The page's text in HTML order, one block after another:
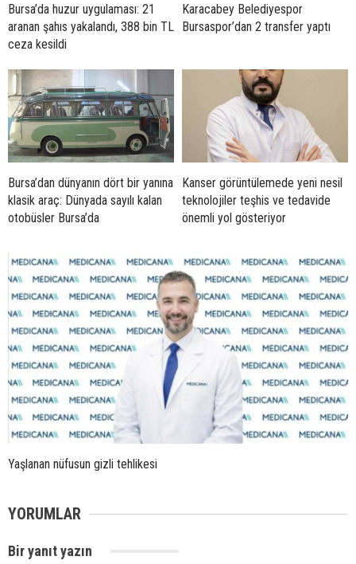
Bursa’da huzur uygulaması: 21
aranan şahıs yakalandı, 388 bin TL
ceza kesildi
Karacabey Belediyespor
Bursaspor’dan 2 transfer yaptı
Bursa’dan dünyanın dört bir yanına
klasik araç: Dünyada sayılı kalan
otobüsler Bursa’da
Kanser görüntülemede yeni nesil
teknolojiler teşhis ve tedavide
önemli yol gösteriyor
Yaşlanan nüfusun gizli tehlikesi
YORUMLAR
Bir yanıt yazın